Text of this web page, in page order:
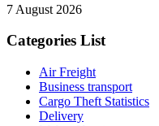
7 August 2026
Categories List
Air Freight
Business transport
Cargo Theft Statistics
Delivery